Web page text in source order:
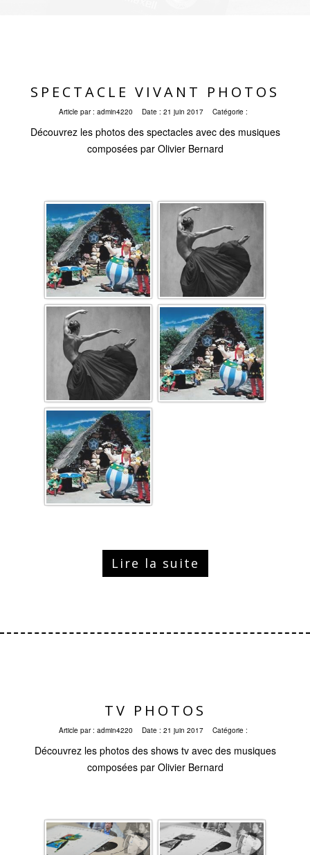
SPECTACLE VIVANT PHOTOS
Article par : admin4220 Date : 21 juin 2017 Catégorie :
Découvrez les photos des spectacles avec des musiques
composées par Olivier Bernard
Lire la suite
TV PHOTOS
Article par : admin4220 Date : 21 juin 2017 Catégorie :
Découvrez les photos des shows tv avec des musiques
composées par Olivier Bernard